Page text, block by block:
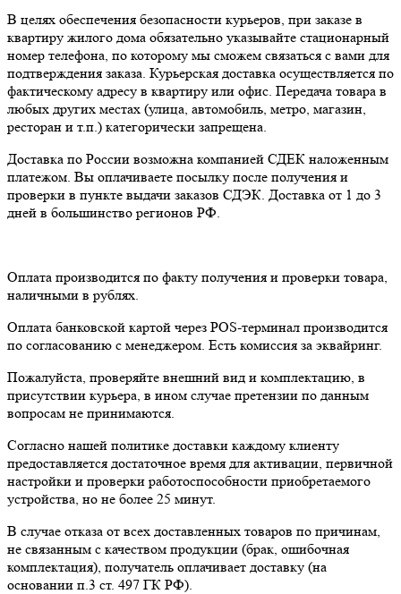
В целях обеспечения безопасности курьеров, при заказе в
квартиру жилого дома обязательно указывайте стационарный
номер телефона, по которому мы сможем связаться с вами для
подтверждения заказа. Курьерская доставка осуществляется по
фактическому адресу в квартиру или офис. Передача товара в
любых других местах (улица, автомобиль, метро, магазин,
ресторан и т.п.) категорически запрещена.
Доставка по России возможна компанией СДЕК наложенным
платежом. Вы оплачиваете посылку после получения и
проверки в пункте выдачи заказов СДЭК. Доставка от 1 до 3
дней в большинство регионов РФ.
Оплата производится по факту получения и проверки товара,
наличными в рублях.
Оплата банковской картой через POS-терминал производится
по согласованию с менеджером. Есть комиссия за эквайринг.
Пожалуйста, проверяйте внешний вид и комплектацию, в
присутствии курьера, в ином случае претензии по данным
вопросам не принимаются.
Согласно нашей политике доставки каждому клиенту
предоставляется достаточное время для активации, первичной
настройки и проверки работоспособности приобретаемого
устройства, но не более 25 минут.
В случае отказа от всех доставленных товаров по причинам,
не связанным с качеством продукции (брак, ошибочная
комплектация), получатель оплачивает доставку (на
основании п.3 ст. 497 ГК РФ).